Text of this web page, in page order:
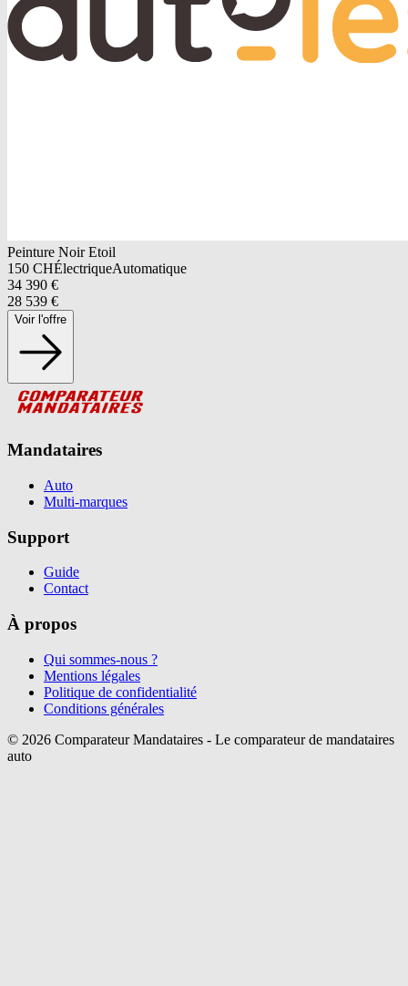
Peinture Noir Etoil
150 CHÉlectriqueAutomatique
34 390 €
28 539 €
Voir l'offre
Mandataires
Auto
Multi-marques
Support
Guide
Contact
À propos
Qui sommes-nous ?
Mentions légales
Politique de confidentialité
Conditions générales
© 2026 Comparateur Mandataires - Le comparateur de mandataires
auto